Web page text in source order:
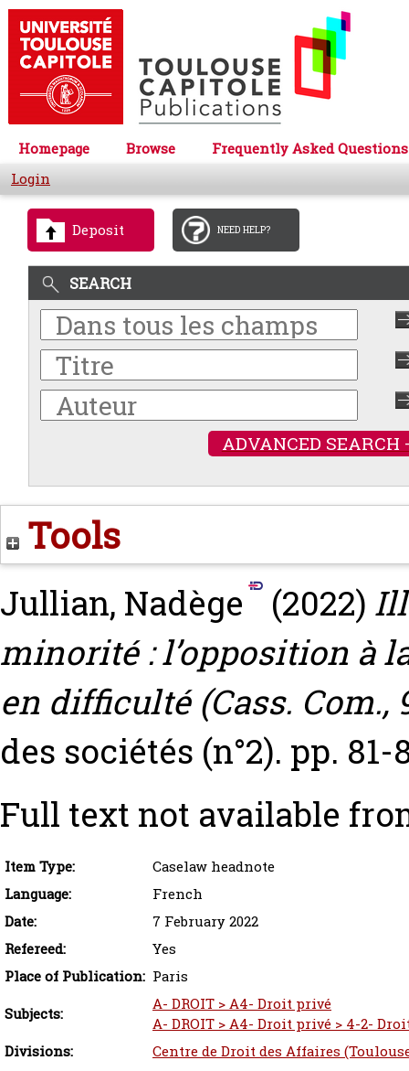
Homepage Browse
Frequently Asked Questions
Login
Deposit NEED HELP?
SEARCH
ADVANCED SEARCH
Tools
Jullian, Nadège (2022)
minorité : l’opposition à
en difficulté (Cass. Com.,
des sociétés (n°2). pp.
Full text not available
Item Type:
Caselaw headnote
Language:
French
Date:
7 February 2022
Refereed:
Yes
Place of Publication: Paris
Subjects:
A- DROIT > A4- Droit privé
A- DROIT > A4- Droit privé > 4-2-
Divisions:
Centre de Droit des Affaires